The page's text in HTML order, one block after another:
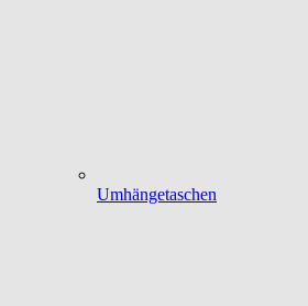
Umhängetaschen